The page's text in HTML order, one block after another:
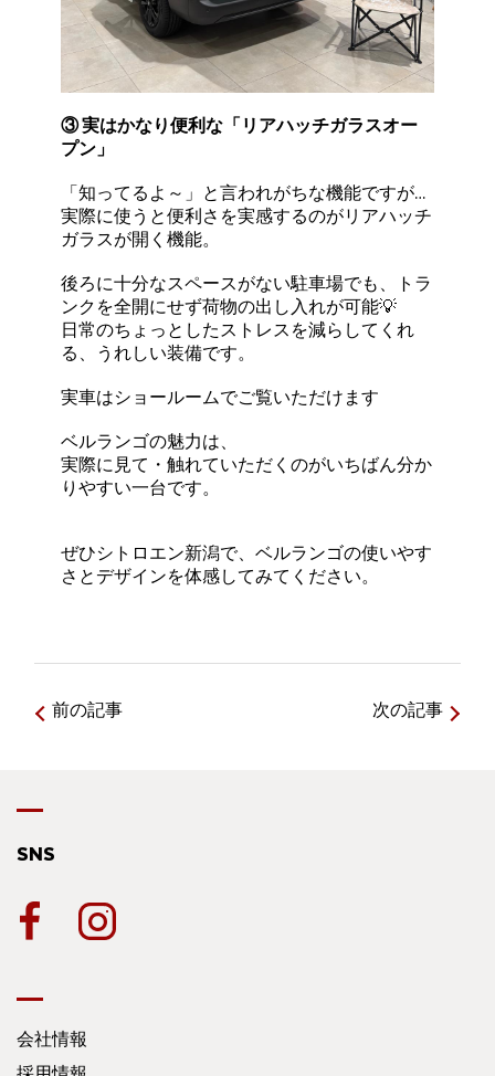
③ 実はかなり便利な「リアハッチガラスオー
プン」
「知ってるよ～」と言われがちな機能ですが…
実際に使うと便利さを実感するのがリアハッチ
ガラスが開く機能。
後ろに十分なスペースがない駐車場でも、トラ
ンクを全開にせず荷物の出し入れが可能💡
日常のちょっとしたストレスを減らしてくれ
る、うれしい装備です。
実車はショールームでご覧いただけます
ベルランゴの魅力は、
実際に見て・触れていただくのがいちばん分か
りやすい一台です。
ぜひシトロエン新潟で、ベルランゴの使いやす
さとデザインを体感してみてください。
前の記事 次の記事
SNS
会社情報